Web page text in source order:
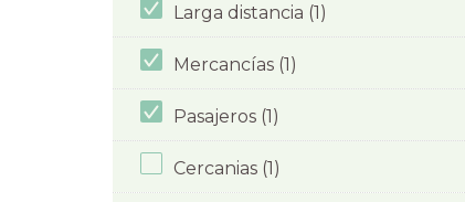
Larga distancia (1)
Mercancías (1)
Pasajeros (1)
Cercanias (1)